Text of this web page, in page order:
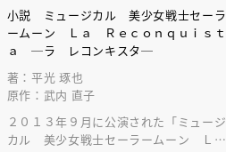
小説 ミュージカル 美少女戦士セーラ
ームーン Ｌａ Ｒｅｃｏｎｑｕｉｓｔ
ａ ─ラ レコンキスタ─
著：平光 琢也
原作：武内 直子
２０１３年９月に公演された「ミュージ
カル 美少女戦士セーラームーン Ｌ